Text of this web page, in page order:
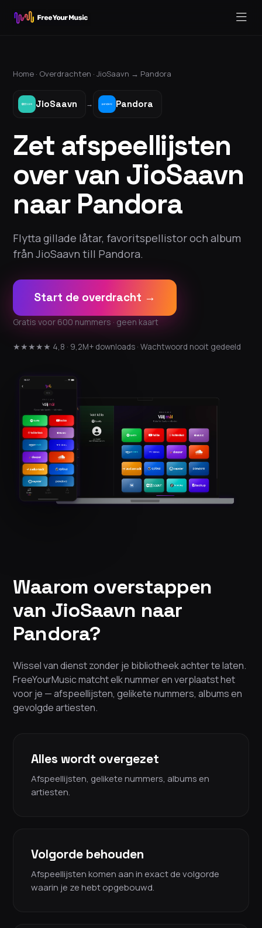
Home · Overdrachten · JioSaavn → Pandora
JioSaavn → Pandora
Zet afspeellijsten
over van JioSaavn
naar Pandora
Flytta gillade låtar, favoritspellistor och album
från JioSaavn till Pandora.
Start de overdracht →
Gratis voor 600 nummers · geen kaart
★★★★★ 4,8 · 9,2M+ downloads · Wachtwoord nooit gedeeld
Waarom overstappen
van JioSaavn naar
Pandora?
Wissel van dienst zonder je bibliotheek achter te laten.
FreeYourMusic matcht elk nummer en verplaatst het
voor je — afspeellijsten, gelikete nummers, albums en
gevolgde artiesten.
Alles wordt overgezet
Afspeellijsten, gelikete nummers, albums en
artiesten.
Volgorde behouden
Afspeellijsten komen aan in exact de volgorde
waarin je ze hebt opgebouwd.